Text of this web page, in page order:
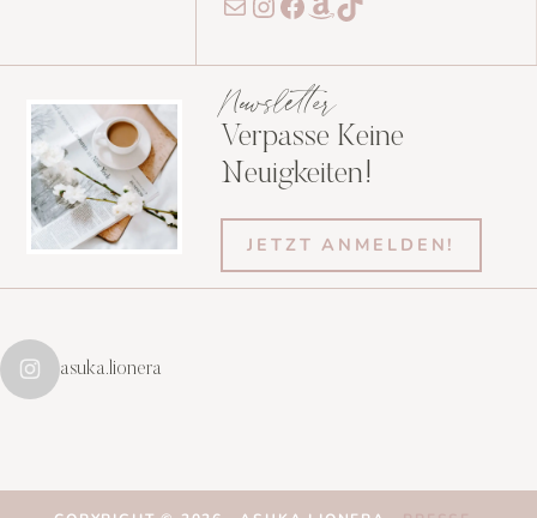
Newsletter
Verpasse Keine
Neuigkeiten!
JETZT ANMELDEN!
asuka.lionera